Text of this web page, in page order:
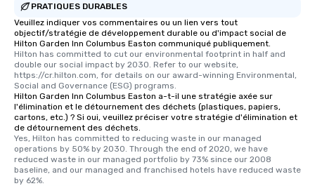
PRATIQUES DURABLES
Veuillez indiquer vos commentaires ou un lien vers tout
objectif/stratégie de développement durable ou d'impact social de
Hilton Garden Inn Columbus Easton communiqué publiquement.
Hilton has committed to cut our environmental footprint in half and
double our social impact by 2030. Refer to our website,
https://cr.hilton.com, for details on our award-winning Environmental,
Social and Governance (ESG) programs.
Hilton Garden Inn Columbus Easton a-t-il une stratégie axée sur
l'élimination et le détournement des déchets (plastiques, papiers,
cartons, etc.) ? Si oui, veuillez préciser votre stratégie d'élimination et
de détournement des déchets.
Yes, Hilton has committed to reducing waste in our managed
operations by 50% by 2030. Through the end of 2020, we have
reduced waste in our managed portfolio by 73% since our 2008
baseline, and our managed and franchised hotels have reduced waste
by 62%.